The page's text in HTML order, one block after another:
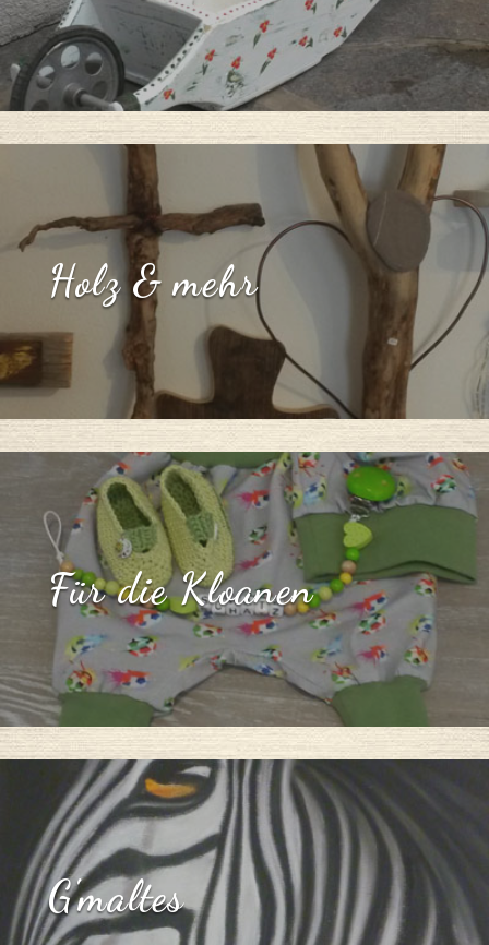
Holz & mehr
Für die Kloanen
G'maltes